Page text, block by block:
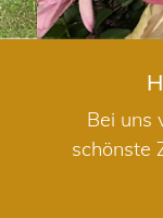
Bei uns
schönste